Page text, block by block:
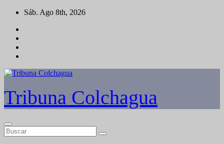
Saltar
contenido
Sáb. Ago 8th, 2026
Tribuna Colchagua